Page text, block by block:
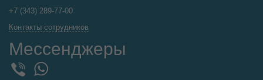
+7 (343) 289-77-00
Контакты сотрудников
Мессенджеры
WhatsApp